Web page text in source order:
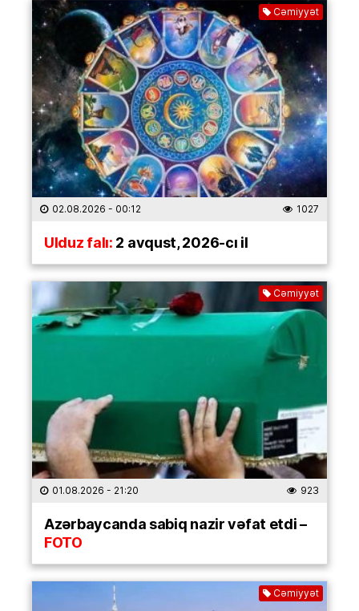
Cəmiyyət
02.08.2026 - 00:12 1027
Ulduz falı:2 avqust, 2026-cı il
Cəmiyyət
01.08.2026 - 21:20 923
Azərbaycanda sabiq nazir vəfat etdi –
FOTO
Cəmiyyət